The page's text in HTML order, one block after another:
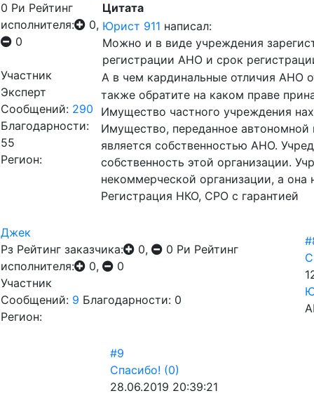
0 Ри Рейтинг
исполнителя:
0,
0
Участник
Эксперт
Сообщений: 290
Благодарности:
55
Регион:
Цитата
Юрист 911 написал:
Можно и в виде учреждения
регистрации АНО и срок
А в чем кардинальные отличия АНО
также обратите на каком праве
Имущество частного учреждения
Имущество, переданное автономной
является собственностью АНО.
собственность этой организации.
некоммерческой организации, а она
Регистрация НКО, СРО с гарантией
Джек
Рз Рейтинг заказчика: 0, 0 Ри Рейтинг
исполнителя:
0,
0
Участник
Сообщений: 9 Благодарности: 0
Регион:
#9
Спасибо! (0)
28.06.2019 20:39:21